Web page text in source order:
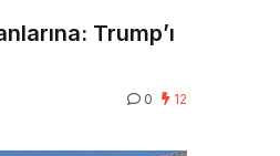
Trump’ı
0 12